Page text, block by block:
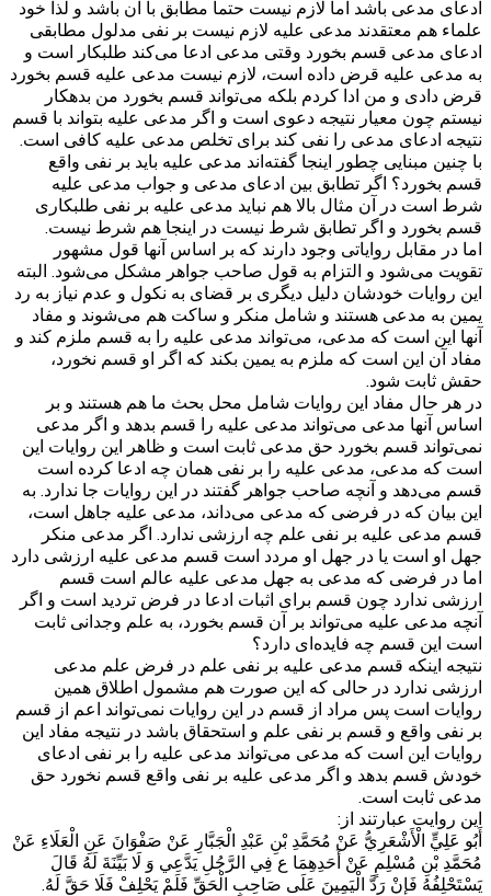
ادعای مدعی باشد اما لازم نیست حتما مطابق با آن باشد و لذا خود
علماء هم معتقدند مدعی علیه لازم نیست بر نفی مدلول مطابقی
ادعای مدعی قسم بخورد وقتی مدعی ادعا می‌کند طلبکار است و
به مدعی علیه قرض داده است، لازم نیست مدعی علیه قسم بخورد
قرض دادی و من ادا کردم بلکه می‌تواند قسم بخورد من بدهکار
نیستم چون معیار نتیجه دعوی است و اگر مدعی علیه بتواند با قسم
نتیجه ادعای مدعی را نفی کند برای تخلص مدعی علیه کافی است.
با چنین مبنایی چطور اینجا گفته‌اند مدعی علیه باید بر نفی واقع
قسم بخورد؟ اگر تطابق بین ادعای مدعی و جواب مدعی علیه
شرط است در آن مثال بالا هم نباید مدعی علیه بر نفی طلبکاری
قسم بخورد و اگر تطابق شرط نیست در اینجا هم شرط نیست.
اما در مقابل روایاتی وجود دارند که بر اساس آنها قول مشهور
تقویت می‌شود و التزام به قول صاحب جواهر مشکل می‌شود. البته
این روایات خودشان دلیل دیگری بر قضای به نکول و عدم نیاز به رد
یمین به مدعی هستند و شامل منکر و ساکت هم می‌شوند و مفاد
آنها این است که مدعی، می‌تواند مدعی علیه را به قسم ملزم کند و
مفاد آن این است که ملزم به یمین بکند که اگر او قسم نخورد،
حقش ثابت شود.
در هر حال مفاد این روایات شامل محل بحث ما هم هستند و بر
اساس آنها مدعی می‌تواند مدعی علیه را قسم بدهد و اگر مدعی
نمی‌تواند قسم بخورد حق مدعی ثابت است و ظاهر این روایات این
است که مدعی، مدعی علیه را بر نفی همان چه ادعا کرده است
قسم می‌دهد و آنچه صاحب جواهر گفتند در این روایات جا ندارد. به
این بیان که در فرضی که مدعی می‌داند، مدعی علیه جاهل است،
قسم مدعی علیه بر نفی علم چه ارزشی ندارد. اگر مدعی منکر
جهل او است یا در جهل او مردد است قسم مدعی علیه ارزشی دارد
اما در فرضی که مدعی به جهل مدعی علیه عالم است قسم
ارزشی ندارد چون قسم برای اثبات ادعا در فرض تردید است و اگر
آنچه مدعی علیه می‌تواند بر آن قسم بخورد، به علم وجدانی ثابت
است این قسم چه فایده‌ای دارد؟
نتیجه اینکه قسم مدعی علیه بر نفی علم در فرض علم مدعی
ارزشی ندارد در حالی که این صورت هم مشمول اطلاق همین
روایات است پس مراد از قسم در این روایات نمی‌تواند اعم از قسم
بر نفی واقع و قسم بر نفی علم و استحقاق باشد در نتیجه مفاد این
روایات این است که مدعی می‌تواند مدعی علیه را بر نفی ادعای
خودش قسم بدهد و اگر مدعی علیه بر نفی واقع قسم نخورد حق
مدعی ثابت است.
این روایت عبارتند از:
أَبُو عَلِيٍّ الْأَشْعَرِيُّ عَنْ مُحَمَّدِ بْنِ عَبْدِ الْجَبَّارِ عَنْ صَفْوَانَ عَنِ الْعَلَاءِ عَنْ
مُحَمَّدِ بْنِ مُسْلِمٍ عَنْ أَحَدِهِمَا ع‏ فِي الرَّجُلِ يَدَّعِي وَ لَا بَيِّنَةَ لَهُ قَالَ
يَسْتَحْلِفُهُ‏ فَإِنْ رَدَّ الْيَمِينَ عَلَى صَاحِبِ الْحَقِّ فَلَمْ يَحْلِفْ فَلَا حَقَّ لَهُ.